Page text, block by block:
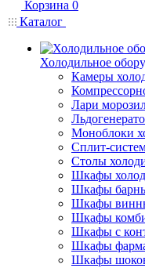
Корзина 0
Каталог
Холодильное
Камеры
Лари
Моноблоки
Сплит-
Столы
Шкафы
Шкафы
Шкафы
Шкафы
Шкафы с
Шкафы
Шкафы